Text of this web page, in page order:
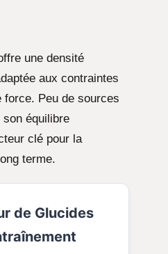
une densité
aux contraintes
force. Peu de sources
équilibre
clé pour la
terme.
de Glucides